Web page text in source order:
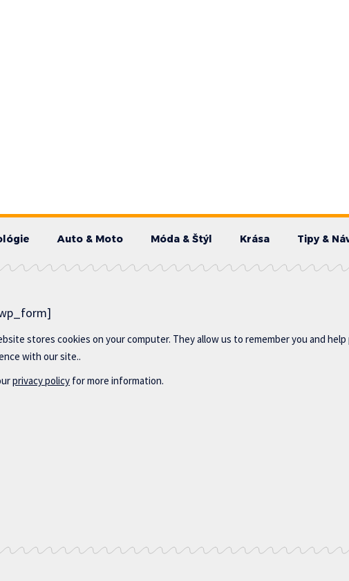
Auto & Moto Móda & Štýl Krása Tipy &
stores cookies on your computer. They allow us to remember you and
with our site..
privacy policy for more information.